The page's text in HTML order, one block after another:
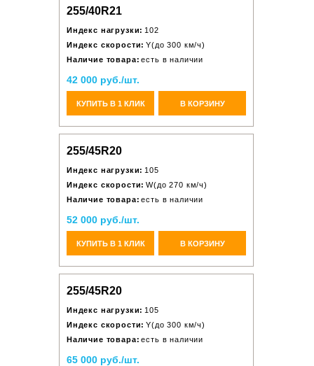
255/40R21
Индекс нагрузки: 102
Индекс скорости: Y(до 300 км/ч)
Наличие товара: есть в наличии
42 000 руб./шт.
КУПИТЬ В 1 КЛИК В КОРЗИНУ
255/45R20
Индекс нагрузки: 105
Индекс скорости: W(до 270 км/ч)
Наличие товара: есть в наличии
52 000 руб./шт.
КУПИТЬ В 1 КЛИК В КОРЗИНУ
255/45R20
Индекс нагрузки: 105
Индекс скорости: Y(до 300 км/ч)
Наличие товара: есть в наличии
65 000 руб./шт.